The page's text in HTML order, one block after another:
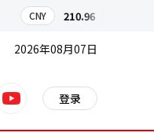
CNY 210.96
2026年08月07日
youtube 登录